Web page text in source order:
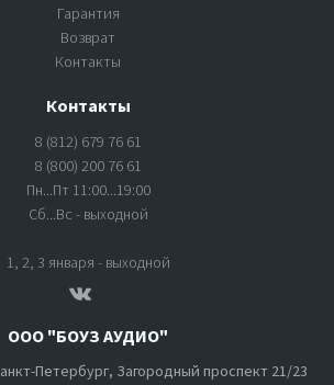
Гарантия
Возврат
Контакты
Контакты
8 (812) 679 76 61
8 (800) 200 76 61
Пн...Пт 11:00...19:00
Сб...Вс - выходной
1, 2, 3 января - выходной
ООО "БОУЗ АУДИО"
Петербург, Загородный проспект 21/23